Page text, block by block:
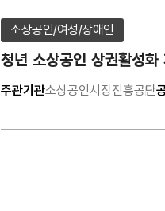
소상공인/여성/장애인
청년 소상공인 상권활성화
주관기관소상공인시장진흥공단